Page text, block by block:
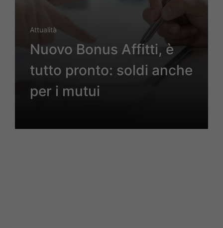
Attualità
Nuovo Bonus Affitti, è
tutto pronto: soldi anche
per i mutui